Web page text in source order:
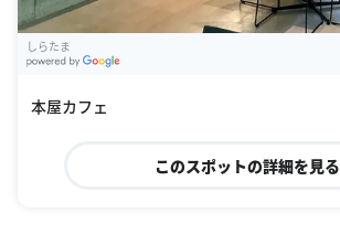
しらたま
本屋カフェ
このスポットの詳細を見る